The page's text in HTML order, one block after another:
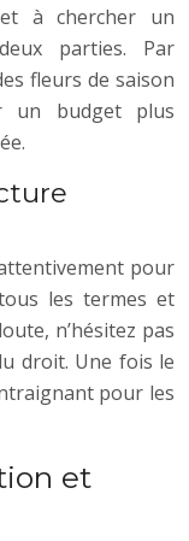
à chercher un
parties. Par
fleurs de saison
un budget plus
pour
les termes et
n’hésitez pas
droit. Une fois le
pour les
et